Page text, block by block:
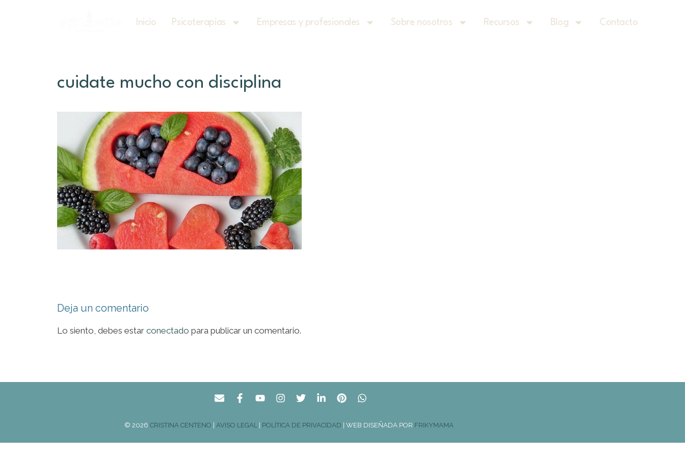
Inicio Psicoterapias Empresas y profesionales Sobre nosotros Recursos Blog Contacto
cuidate mucho con disciplina
Deja un comentario
Lo siento, debes estar conectado para publicar un comentario.
© 2026 CRISTINA CENTENO | AVISO LEGAL | POLÍTICA DE PRIVACIDAD | WEB DISEÑADA POR FRIKYMAMA